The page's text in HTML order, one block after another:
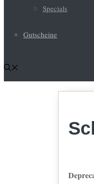
Specials
Gutscheine